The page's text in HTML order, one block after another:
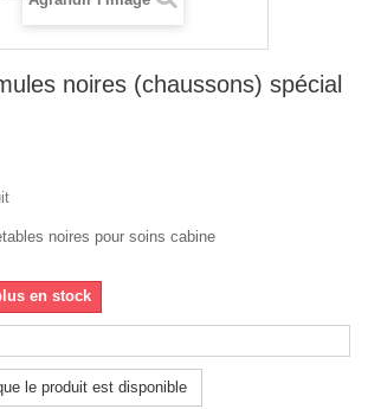
noires (chaussons) spécial
noires pour soins cabine
en stock
le produit est disponible